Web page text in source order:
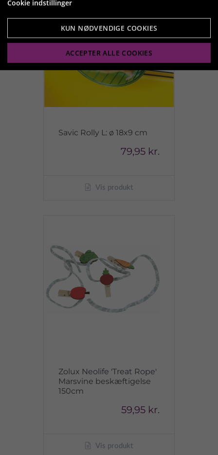
Savic Rolly L: ø 18x9 cm
79,95 kr.
Vis produkt
Zolux Neolife 'Treat Rope'
Marsvine beskæftigelse
150cm
59,95 kr.
Vis produkt
Cookie indstillinger
KUN NØDVENDIGE COOKIES
ACCEPTER ALLE COOKIES